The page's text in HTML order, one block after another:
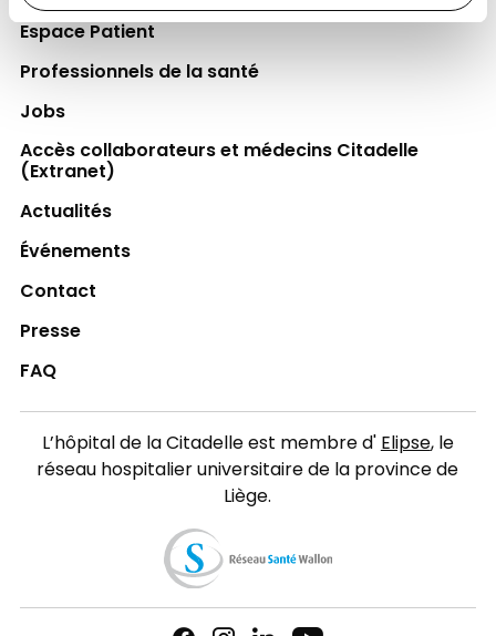
Espace Patient
Professionnels de la santé
Jobs
Accès collaborateurs et médecins Citadelle
(Extranet)
Actualités
Événements
Contact
Presse
FAQ
L’hôpital de la Citadelle est membre d'Elipse, le
réseau hospitalier universitaire de la province de
Liège.